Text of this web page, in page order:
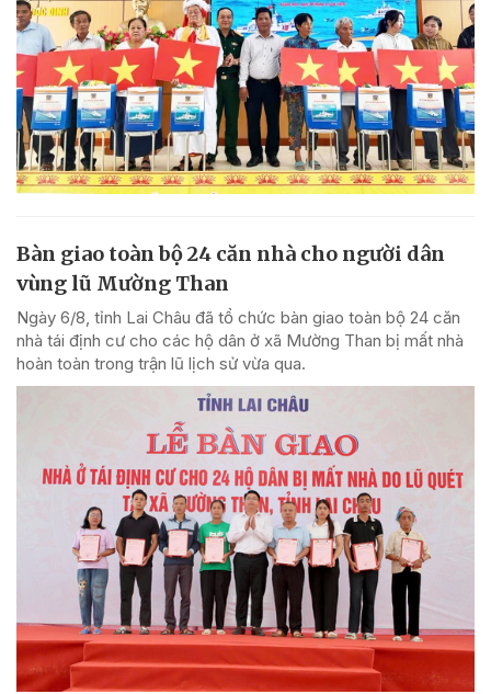
Bàn giao toàn bộ 24 căn nhà cho người dân
vùng lũ Mường Than
Ngày 6/8, tỉnh Lai Châu đã tổ chức bàn giao toàn bộ 24 căn
nhà tái định cư cho các hộ dân ở xã Mường Than bị mất nhà
hoàn toàn trong trận lũ lịch sử vừa qua.